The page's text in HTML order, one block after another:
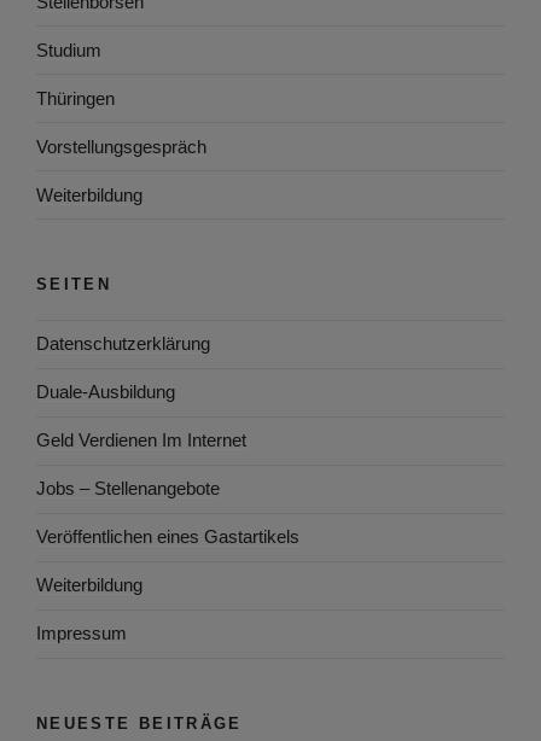
Studium
Thüringen
Vorstellungsgespräch
Weiterbildung
SEITEN
Datenschutzerklärung
Duale-Ausbildung
Geld Verdienen Im Internet
Jobs – Stellenangebote
Veröffentlichen eines Gastartikels
Weiterbildung
Impressum
NEUESTE BEITRÄGE